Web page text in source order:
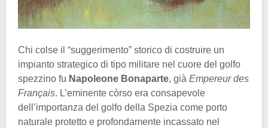
Chi colse il “suggerimento” storico di costruire un
impianto strategico di tipo militare nel cuore del golfo
spezzino fu Napoleone Bonaparte, già Empereur des
Français. L’eminente còrso era consapevole
dell’importanza del golfo della Spezia come porto
naturale protetto e profondamente incassato nel